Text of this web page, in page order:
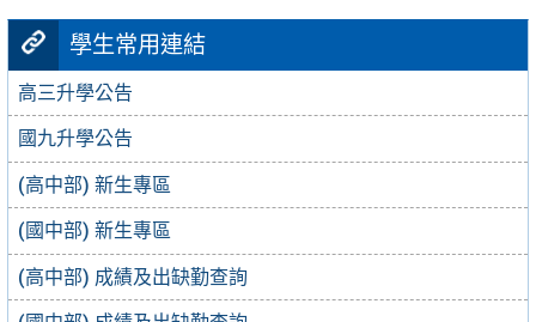
學生常用連結
高三升學公告
國九升學公告
(高中部) 新生專區
(國中部) 新生專區
(高中部) 成績及出缺勤查詢